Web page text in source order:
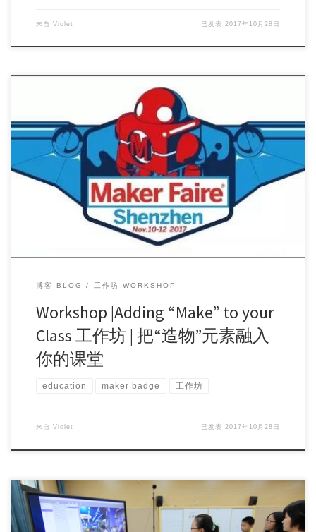
来自 Violet 已发表 2017年10月28日
Workshop Topic: Adding “Make” to your […]
博客 BLOG 工作坊 WORKSHOP
Workshop |Adding “Make” to your
Class 工作坊 | 把“造物”元素融入
你的课堂
education maker badge 工作坊
来自 Violet 已发表2017年10月28日